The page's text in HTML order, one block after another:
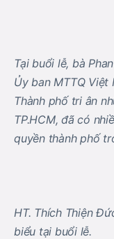
Tại buổi lễ, bà
Ủy ban MTTQ Việt
Thành phố tri ân
TP.HCM, đã có
quyền thành phố
HT. Thích Thiện
biểu tại buổi lễ.